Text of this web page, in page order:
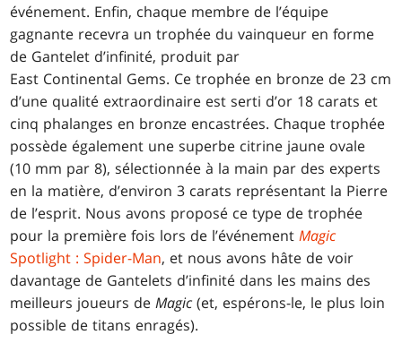
événement. Enfin, chaque membre de l’équipe
gagnante recevra un trophée du vainqueur en forme
de Gantelet d’infinité, produit par
East Continental Gems. Ce trophée en bronze de 23 cm
d’une qualité extraordinaire est serti d’or 18 carats et
cinq phalanges en bronze encastrées. Chaque trophée
possède également une superbe citrine jaune ovale
(10 mm par 8), sélectionnée à la main par des experts
en la matière, d’environ 3 carats représentant la Pierre
de l’esprit. Nous avons proposé ce type de trophée
pour la première fois lors de l’événementMagic
Spotlight : Spider-Man, et nous avons hâte de voir
davantage de Gantelets d’infinité dans les mains des
meilleurs joueurs deMagic (et, espérons-le, le plus loin
possible de titans enragés).